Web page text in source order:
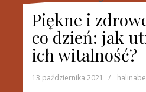
Piękne i
co dzień: jak
ich witalność?
13 października 2021